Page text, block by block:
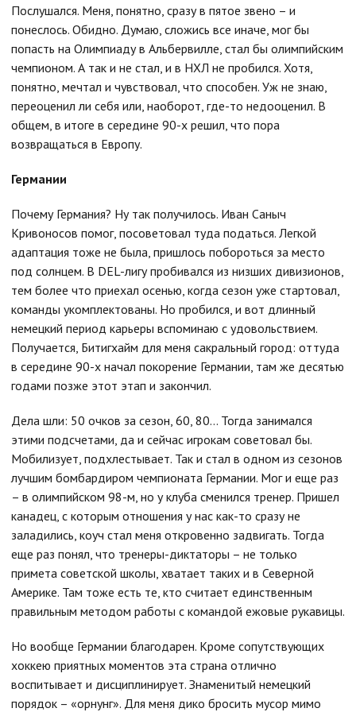
Послушался. Меня, понятно, сразу в пятое звено – и
понеслось. Обидно. Думаю, сложись все иначе, мог бы
попасть на Олимпиаду в Альбервилле, стал бы олимпийским
чемпионом. А так и не стал, и в НХЛ не пробился. Хотя,
понятно, мечтал и чувствовал, что способен. Уж не знаю,
переоценил ли себя или, наоборот, где-то недооценил. В
общем, в итоге в середине 90-х решил, что пора
возвращаться в Европу.
Германии
Почему Германия? Ну так получилось. Иван Саныч
Кривоносов помог, посоветовал туда податься. Легкой
адаптация тоже не была, пришлось побороться за место
под солнцем. В DEL-лигу пробивался из низших дивизионов,
тем более что приехал осенью, когда сезон уже стартовал,
команды укомплектованы. Но пробился, и вот длинный
немецкий период карьеры вспоминаю с удовольствием.
Получается, Битигхайм для меня сакральный город: оттуда
в середине 90-х начал покорение Германии, там же десятью
годами позже этот этап и закончил.
Дела шли: 50 очков за сезон, 60, 80... Тогда занимался
этими подсчетами, да и сейчас игрокам советовал бы.
Мобилизует, подхлестывает. Так и стал в одном из сезонов
лучшим бомбардиром чемпионата Германии. Мог и еще раз
– в олимпийском 98-м, но у клуба сменился тренер. Пришел
канадец, с которым отношения у нас как-то сразу не
заладились, коуч стал меня откровенно задвигать. Тогда
еще раз понял, что тренеры-диктаторы – не только
примета советской школы, хватает таких и в Северной
Америке. Там тоже есть те, кто считает единственным
правильным методом работы с командой ежовые рукавицы.
Но вообще Германии благодарен. Кроме сопутствующих
хоккею приятных моментов эта страна отлично
воспитывает и дисциплинирует. Знаменитый немецкий
порядок – «орнунг». Для меня дико бросить мусор мимо